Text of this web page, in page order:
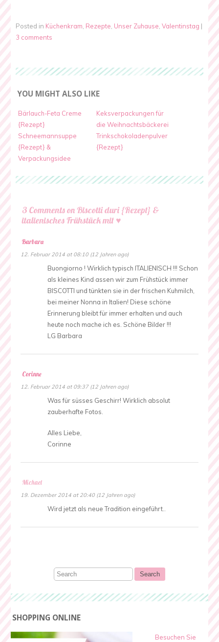
Posted in Küchenkram, Rezepte, Unser Zuhause,Valentinstag |
3 comments
YOU MIGHT ALSO LIKE
Bärlauch-Feta Creme
{Rezept}
Keksverpackungen für
die Weihnachtsbäckerei
Schneemannsuppe
{Rezept} &
Verpackungsidee
Trinkschokoladenpulver
{Rezept}
3 Comments on Biscotti duri {Rezept} &
italienisches Frühstück mit ♥
Barbara
12. Februar 2014 at 08:10 (12 Jahren ago)
Buongiorno ! Wirklich typisch ITALIENISCH !!! Schon
als kleines Kind assen wir zum Frühstück immer
BISCOTTI und tünkten sie in der frischen Kuhmilch,
bei meiner Nonna in Italien! Diese schöne
Erinnerung bleibt für immer erhalten und auch
heute noch mache ich es. Schöne Bilder !!!
LG Barbara
Corinne
12. Februar 2014 at 09:37 (12 Jahren ago)
Was für süsses Geschirr! Wirklich absolut
zauberhafte Fotos.
Alles Liebe,
Corinne
Michael
19. Dezember 2014 at 20:40 (12 Jahren ago)
Wird jetzt als neue Tradition eingeführt..
SHOPPING ONLINE
Besuchen Sie